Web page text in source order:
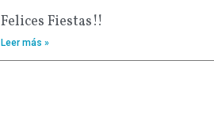
Felices Fiestas!!
Leer más »